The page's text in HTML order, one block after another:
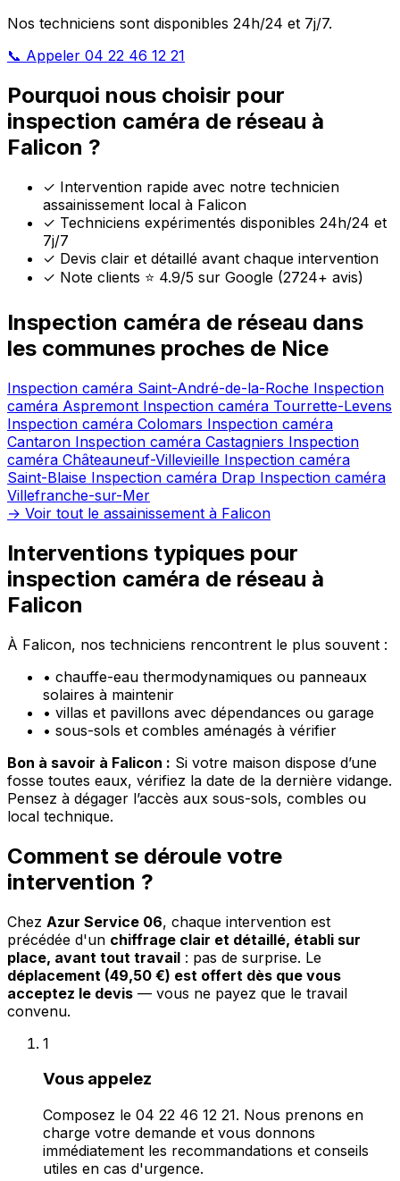
Nos techniciens sont disponibles 24h/24 et 7j/7.
📞 Appeler 04 22 46 12 21
Pourquoi nous choisir pour
inspection caméra de réseau à
Falicon ?
✓ Intervention rapide avec notre technicien
assainissement local à Falicon
✓ Techniciens expérimentés disponibles 24h/24 et
7j/7
✓ Devis clair et détaillé avant chaque intervention
✓ Note clients ⭐ 4.9/5 sur Google (2724+ avis)
Inspection caméra de réseau dans
les communes proches de Nice
Inspection caméra Saint-André-de-la-Roche Inspection
caméra Aspremont Inspection caméra Tourrette-Levens
Inspection caméra Colomars Inspection caméra
Cantaron Inspection caméra Castagniers Inspection
caméra Châteauneuf-Villevieille Inspection caméra
Saint-Blaise Inspection caméra Drap Inspection caméra
Villefranche-sur-Mer
→ Voir tout le assainissement à Falicon
Interventions typiques pour
inspection caméra de réseau à
Falicon
À Falicon, nos techniciens rencontrent le plus souvent :
• chauffe-eau thermodynamiques ou panneaux
solaires à maintenir
• villas et pavillons avec dépendances ou garage
• sous-sols et combles aménagés à vérifier
Bon à savoir à Falicon : Si votre maison dispose d’une
fosse toutes eaux, vérifiez la date de la dernière vidange.
Pensez à dégager l’accès aux sous-sols, combles ou
local technique.
Comment se déroule votre
intervention ?
Chez Azur Service 06, chaque intervention est
précédée d'un chiffrage clair et détaillé, établi sur
place, avant tout travail : pas de surprise. Le
déplacement (49,50 €) est offert dès que vous
acceptez le devis — vous ne payez que le travail
convenu.
1
Vous appelez
Composez le 04 22 46 12 21. Nous prenons en
charge votre demande et vous donnons
immédiatement les recommandations et conseils
utiles en cas d'urgence.